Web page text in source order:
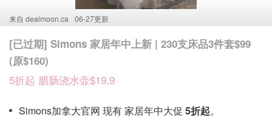
来自 dealmoon.ca 06-27更新
[已过期] Simons 家居年中上新 | 230支床品3件套$99
(原$160)
5折起 腊肠浇水壶$19.9
Simons加拿大官网 现有 家居年中大促 5折起。